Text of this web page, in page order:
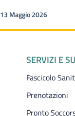
13 Maggio 2026
SERVIZI E
Fascicolo
Prenotazioni
Pronto